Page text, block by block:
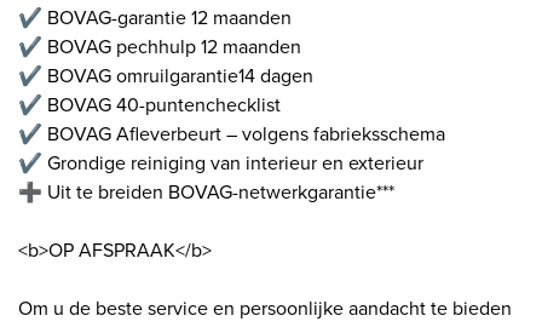
✔️ BOVAG-garantie 12 maanden
✔️ BOVAG pechhulp 12 maanden
✔️ BOVAG omruilgarantie14 dagen
✔️ BOVAG 40-puntenchecklist
✔️ BOVAG Afleverbeurt – volgens fabrieksschema
✔️ Grondige reiniging van interieur en exterieur
➕ Uit te breiden BOVAG-netwerkgarantie***
<b>OP AFSPRAAK</b>
Om u de beste service en persoonlijke aandacht te bieden